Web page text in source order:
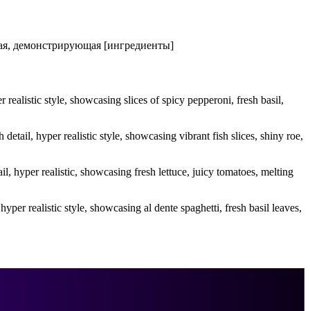
демонстрирующая [ингредиенты]
style, showcasing slices of spicy pepperoni, fresh basil,
hyper realistic style, showcasing vibrant fish slices, shiny roe,
hyper realistic, showcasing fresh lettuce, juicy tomatoes, melting
realistic style, showcasing al dente spaghetti, fresh basil leaves,